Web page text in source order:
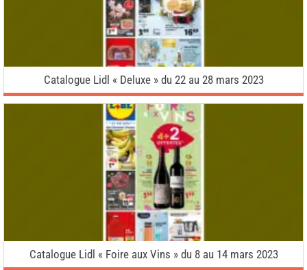
Catalogue Lidl « Deluxe » du 22 au 28 mars 2023
Catalogue Lidl « Foire aux Vins » du 8 au 14 mars 2023